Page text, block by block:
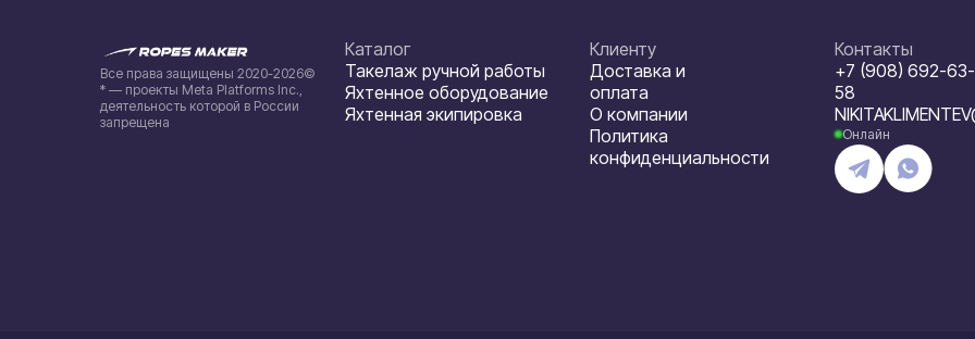
Все права защищены 2020-2026©
* — проекты Meta Platforms Inc.,
деятельность которой в России
запрещена
Каталог
Такелаж ручной работы
Яхтенное оборудование
Яхтенная экипировка
Клиенту
Доставка и
оплата
О компании
Политика
конфиденциальности
Контакты
+7 (908) 692-63-
58
Онлайн